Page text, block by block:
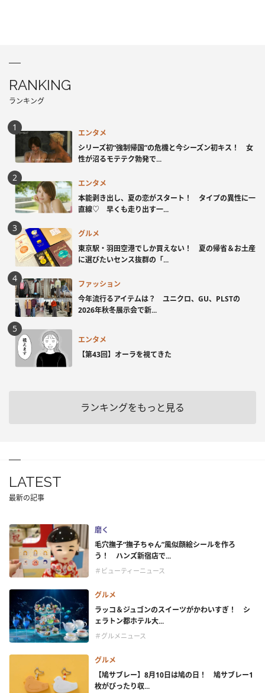
RANKING
ランキング
エンタメ
シリーズ初“強制帰国”の危機と今シーズン初キス！ 女
性が沼るモテテク勃発で...
エンタメ
本能剥き出し、夏の恋がスタート！ タイプの異性に一
直線♡ 早くも走り出す一...
グルメ
東京駅・羽田空港でしか買えない！ 夏の帰省＆お土産
に選びたいセンス抜群の「...
ファッション
今年流行るアイテムは？ ユニクロ、GU、PLSTの
2026年秋冬展示会で新...
エンタメ
【第43回】オーラを視てきた
ランキングをもっと見る
LATEST
最新の記事
磨く
毛穴撫子“撫子ちゃん”風似顔絵シールを作ろ
う！ ハンズ新宿店で...
＃ビューティーニュース
グルメ
ラッコ＆ジュゴンのスイーツがかわいすぎ！ シ
ェラトン都ホテル大...
＃グルメニュース
グルメ
【鳩サブレー】8月10日は鳩の日！ 鳩サブレー1
枚がぴったり収...